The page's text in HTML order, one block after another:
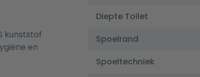
kunststof
en
Diepte Toilet
Spoelrand
Spoeltechniek